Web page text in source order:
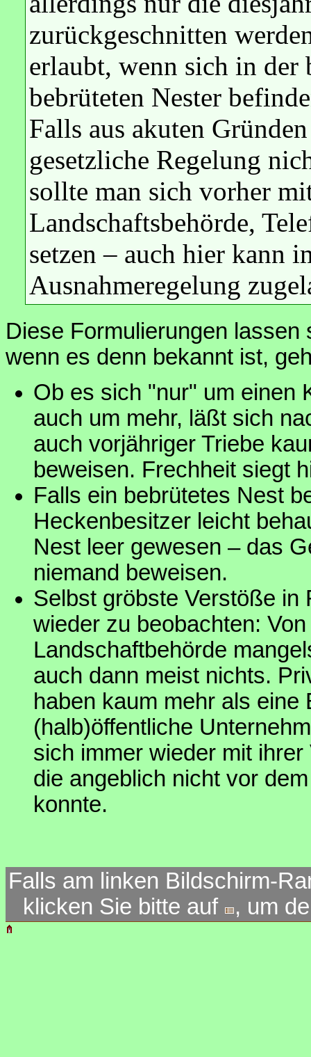
zurückgeschnitten
erlaubt, wenn sich in der
bebrüteten Nester
Falls aus akuten
gesetzliche Regelung
sollte man sich vorher
Landschaftsbehörde,
setzen – auch hier kann
Ausnahmeregelung
Diese Formulierungen
wenn es denn bekannt ist,
Ob es sich "nur" um einen
auch um mehr, läßt sich
auch vorjähriger Triebe
beweisen. Frechheit siegt
Falls ein bebrütetes Nest
Heckenbesitzer leicht
Nest leer gewesen – das
niemand beweisen.
Selbst gröbste Verstöße in
wieder zu beobachten:
Landschaftbehörde
auch dann meist nichts.
haben kaum mehr als
(halb)öffentliche
sich immer wieder mit
die angeblich nicht vor
konnte.
Falls am linken Bildschirm-
klicken Sie bitte auf
, um